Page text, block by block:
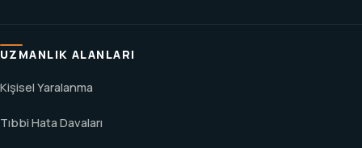
UZMANLIK ALANLARI
Kişisel Yaralanma
Tıbbi Hata Davaları